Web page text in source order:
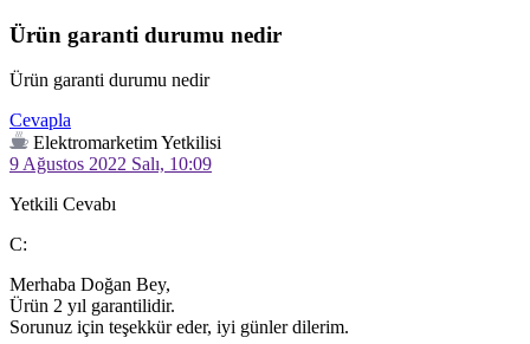
Ürün garanti durumu nedir
Ürün garanti durumu nedir
Cevapla
Elektromarketim Yetkilisi
9 Ağustos 2022 Salı, 10:09
Yetkili Cevabı
C:
Merhaba Doğan Bey,
Ürün 2 yıl garantilidir.
Sorunuz için teşekkür eder, iyi günler dilerim.